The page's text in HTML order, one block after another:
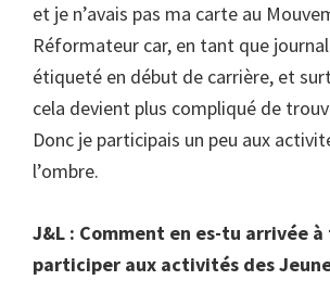
et je n’avais pas ma carte au
Réformateur car, en tant que
étiqueté en début de carrière, et
cela devient plus compliqué de
Donc je participais un peu aux
l’ombre.
J&L : Comment en es-tu arrivée
participer aux activités des